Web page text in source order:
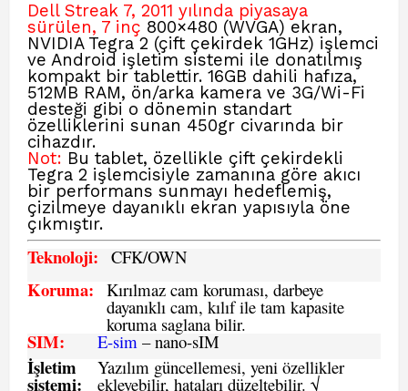
Dell Streak 7, 2011 yılında piyasaya
sürülen, 7 inç 800×480 (WVGA) ekran,
NVIDIA Tegra 2 (çift çekirdek 1GHz) işlemci
ve Android işletim sistemi ile donatılmış
kompakt bir tablettir. 16GB dahili hafıza,
512MB RAM, ön/arka kamera ve 3G/Wi-Fi
desteği gibi o dönemin standart
özelliklerini sunan 450gr civarında bir
cihazdır.
Not: Bu tablet, özellikle çift çekirdekli
Tegra 2 işlemcisiyle zamanına göre akıcı
bir performans sunmayı hedeflemiş,
çizilmeye dayanıklı ekran yapısıyla öne
çıkmıştır.
Teknoloji: CFK/OWN
Koruma: Kırılmaz cam koruması, darbeye
dayanıklı cam, kılıf ile tam kapasite
koruma saglana bilir.
SIM: E-sim – nano-sIM
İşletim
sistemi:
Yazılım güncellemesi, yeni özellikler
ekleyebilir, hataları düzeltebilir. √